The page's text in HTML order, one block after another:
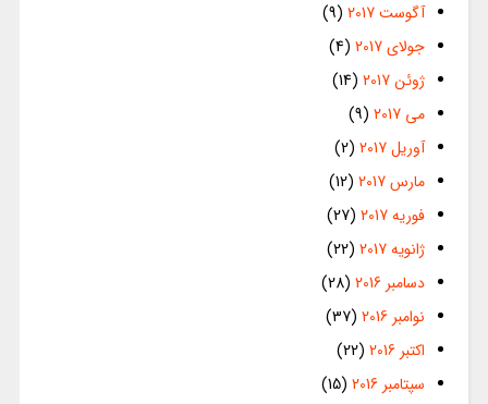
آگوست 2017
(9)
جولای 2017
(4)
ژوئن 2017
(14)
می 2017
(9)
آوریل 2017
(2)
مارس 2017
(12)
فوریه 2017
(27)
ژانویه 2017
(22)
دسامبر 2016
(28)
نوامبر 2016
(37)
اکتبر 2016
(22)
سپتامبر 2016
(15)